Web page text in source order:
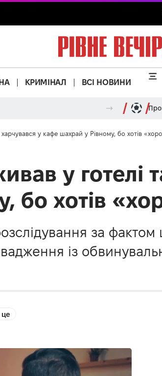
КРИМІНАЛ ВСІ НОВИНИ
у кафе шахрай у Рівному, бо хотів
у готелі
бо хотів
за
із